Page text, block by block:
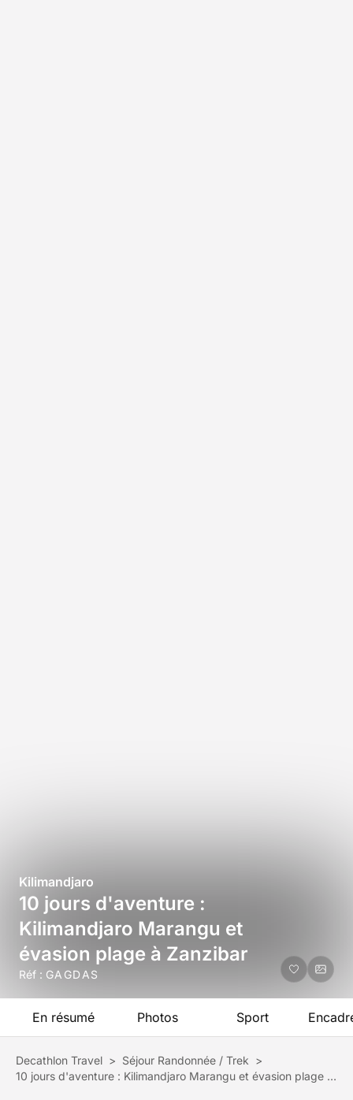
Kilimandjaro
10 jours d'aventure :
Kilimandjaro Marangu et
évasion plage à Zanzibar
Réf : GAGDAS
En résumé Photos Sport
Decathlon Travel > Séjour Randonnée / Trek >
10 jours d'aventure : Kilimandjaro Marangu et évasion plage à Zanzibar